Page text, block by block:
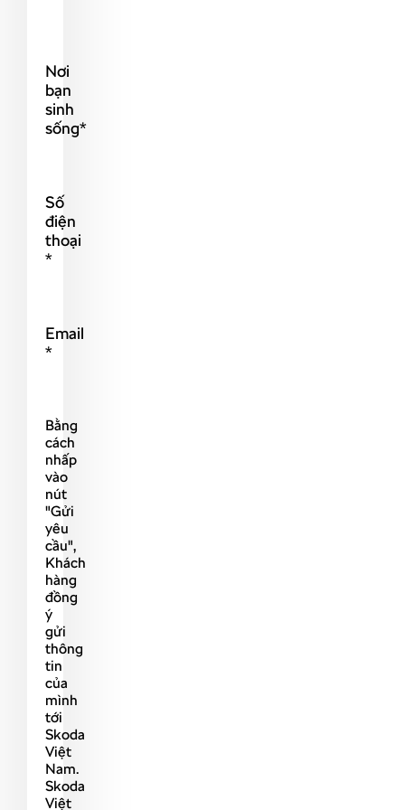
Nơi
bạn
sinh
sống*
Số
điện
thoại
*
Email
*
Bằng
cách
nhấp
vào
nút
"Gửi
yêu
cầu",
Khách
hàng
đồng
ý
gửi
thông
tin
của
mình
tới
Skoda
Việt
Nam.
Skoda
Việt